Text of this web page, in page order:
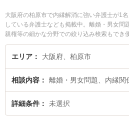
大阪府の柏原市で内縁解消に強い弁護士が1
している弁護士なども掲載中。離婚・男女問
親権等の細かな分野での絞り込み検索もでき
務所の大西 康嗣弁護士のプロフィール情報
ています。『柏原市で土日や夜間に発生した
談予約したい』などでお困りの相談者さんに
エリア 大阪府、柏原市
相談内容 離婚・男女問題、内縁関
詳細条件 未選択